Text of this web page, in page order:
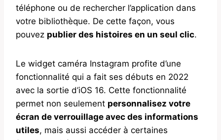
téléphone ou de rechercher l’application dans
votre bibliothèque. De cette façon, vous
pouvez publier des histoires en un seul clic.
Le widget caméra Instagram profite d’une
fonctionnalité qui a fait ses débuts en 2022
avec la sortie d’iOS 16. Cette fonctionnalité
permet non seulement personnalisez votre
écran de verrouillage avec des informations
utiles, mais aussi accéder à certaines